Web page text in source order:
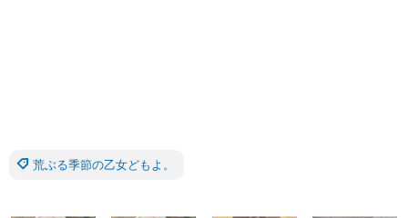
荒ぶる季節の乙女どもよ。